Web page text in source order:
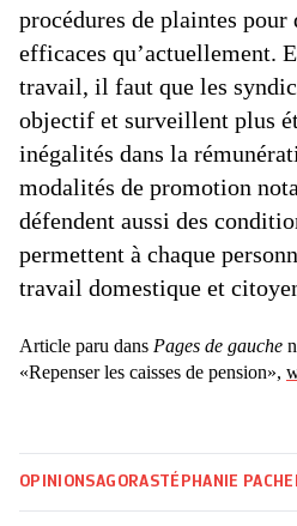
procédures de plaintes
efficaces qu’actuellement.
travail, il faut que les
objectif et surveillent plus
inégalités dans la
modalités de promotion
défendent aussi des
permettent à chaque
travail domestique et
Article paru dans Pages de gauche
«Repenser les caisses de pension»,
OPINIONSAGORASTÉPHANIE PACHE